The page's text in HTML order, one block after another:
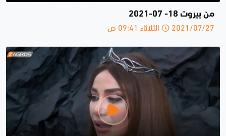
من بيروت 18- 07-2021
2021/07/27 الثلاثاء 09:41 ص